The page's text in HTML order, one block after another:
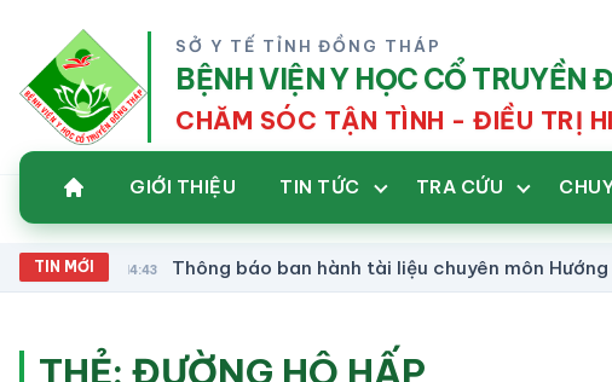
SỞ Y TẾ TỈNH ĐỒNG THÁP
BỆNH VIỆN Y HỌC CỔ TRUYỀN
CHĂM SÓC TẬN TÌNH - ĐIỀU TRỊ
GIỚI THIỆU TIN TỨC TRA CỨU
TIN MỚI
14:43 Thông báo ban hành tài liệu chuyên môn Hướng dẫn
THẺ: ĐƯỜNG HÔ HẤP